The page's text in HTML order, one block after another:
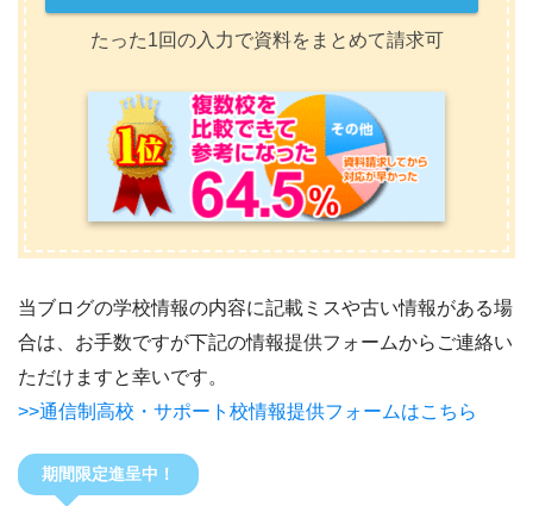
たった1回の入力で資料をまとめて請求可
当ブログの学校情報の内容に記載ミスや古い情報がある場
合は、お手数ですが下記の情報提供フォームからご連絡い
ただけますと幸いです。
>>通信制高校・サポート校情報提供フォームはこちら
期間限定進呈中！